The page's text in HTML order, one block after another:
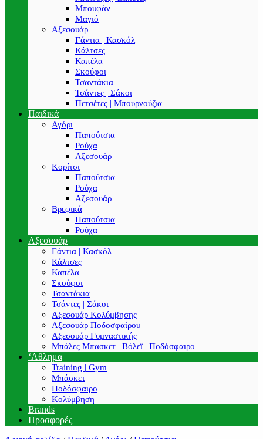
Μπουφάν
Μαγιό
Αξεσουάρ
Γάντια | Κασκόλ
Κάλτσες
Καπέλα
Σκούφοι
Τσαντάκια
Τσάντες | Σάκοι
Πετσέτες | Μπουρνούζια
Παιδικά
Αγόρι
Παπούτσια
Ρούχα
Αξεσουάρ
Κορίτσι
Παπούτσια
Ρούχα
Αξεσουάρ
Βρεφικά
Παπούτσια
Ρούχα
Αξεσουάρ
Γάντια | Κασκόλ
Κάλτσες
Καπέλα
Σκούφοι
Τσαντάκια
Τσάντες | Σάκοι
Αξεσουάρ Κολύμβησης
Αξεσουάρ Ποδοσφαίρου
Αξεσουάρ Γυμναστικής
Μπάλες Μπασκετ | Βόλεϊ | Ποδόσφαιρο
‘Αθλημα
Training | Gym
Μπάσκετ
Ποδόσφαιρο
Κολύμβηση
Brands
Προσφορές